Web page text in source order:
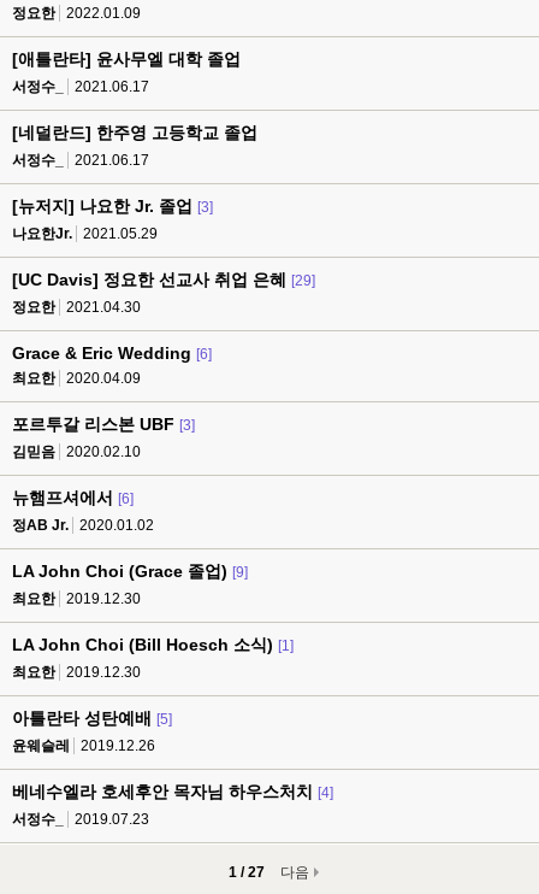
정요한
2022.01.09
[애틀란타] 윤사무엘 대학 졸업
서정수_ 2021.06.17
[네덜란드] 한주영 고등학교 졸업
서정수_ 2021.06.17
[뉴저지] 나요한 Jr. 졸업
[3]
나요한Jr.
2021.05.29
[UC Davis] 정요한 선교사 취업 은혜
[29]
정요한
2021.04.30
Grace & Eric Wedding [6]
최요한
2020.04.09
포르투갈 리스본 UBF [3]
김믿음
2020.02.10
뉴햄프셔에서
[6]
정AB Jr.
2020.01.02
LA John Choi (Grace 졸업) [9]
최요한
2019.12.30
LA John Choi (Bill Hoesch 소식) [1]
최요한
2019.12.30
아틀란타 성탄예배
[5]
윤웨슬레
2019.12.26
베네수엘라 호세후안 목자님 하우스처치
[4]
서정수_
2019.07.23
1 / 27 다음